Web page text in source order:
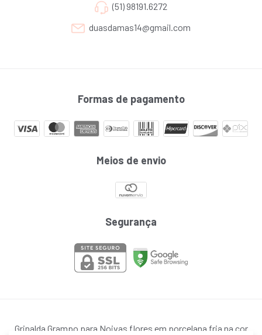
(51) 98191.6272
duasdamas14@gmail.com
Formas de pagamento
Meios de envio
Segurança
Grinalda Grampo para Noivas flores em porcelana fria na cor